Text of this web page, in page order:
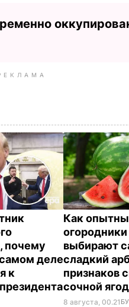
почему
деле
к
Как
огородники
выбирают
сладкий
признаков
сочной
8 августа, 00.21